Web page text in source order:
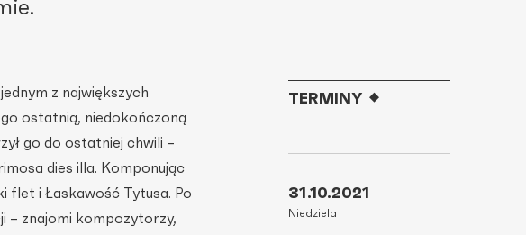
z największych
ostatnią, niedokończoną
go do ostatniej chwili –
dies illa. Komponując
flet i Łaskawość Tytusa. Po
– znajomi kompozytorzy,
TERMINY
31.10.2021
Niedziela